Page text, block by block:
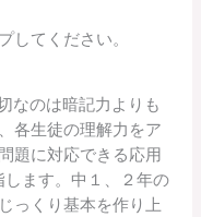
してください。
なのは暗記力よりも
各生徒の理解力をア
題に対応できる応用
ます。中１、２年の
っくり基本を作り上